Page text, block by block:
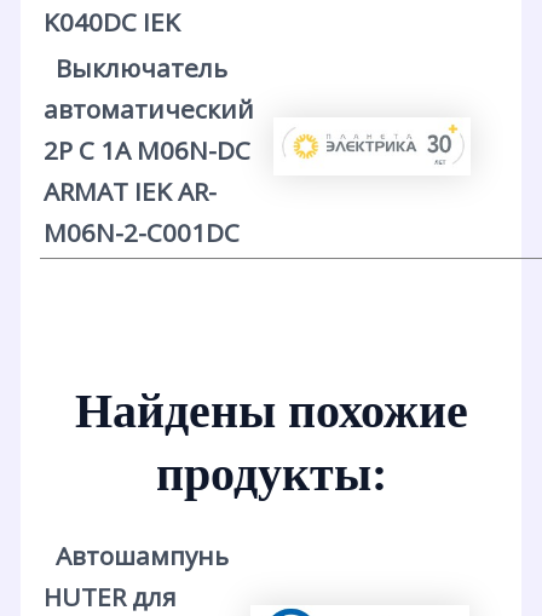
K040DC IEK
Выключатель
автоматический
2P C 1А M06N-DC
ARMAT IEK AR-
M06N-2-C001DC
Найдены похожие
продукты:
Автошампунь
HUTER для